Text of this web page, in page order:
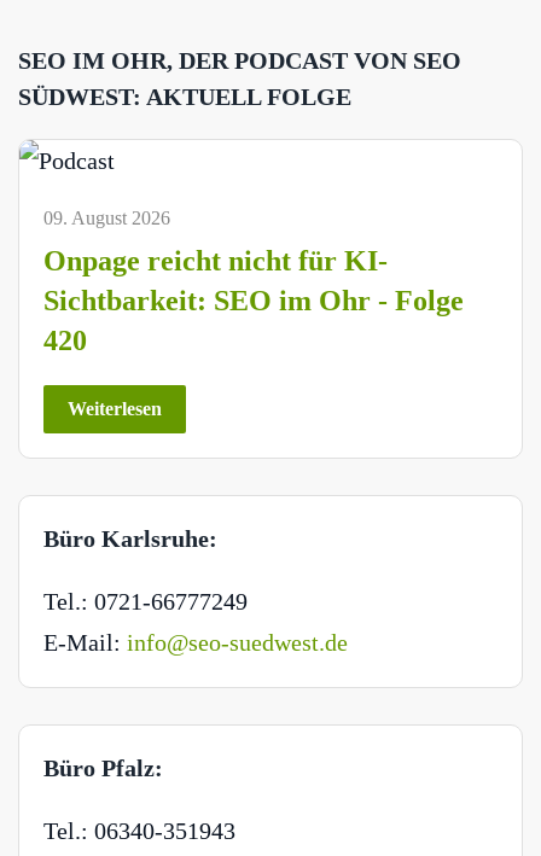
SEO IM OHR, DER PODCAST VON SEO
SÜDWEST: AKTUELL FOLGE
09. August 2026
Onpage reicht nicht für KI-
Sichtbarkeit: SEO im Ohr - Folge
420
Weiterlesen
Büro Karlsruhe:
Tel.: 0721-66777249
E-Mail: info@seo-suedwest.de
Büro Pfalz:
Tel.: 06340-351943